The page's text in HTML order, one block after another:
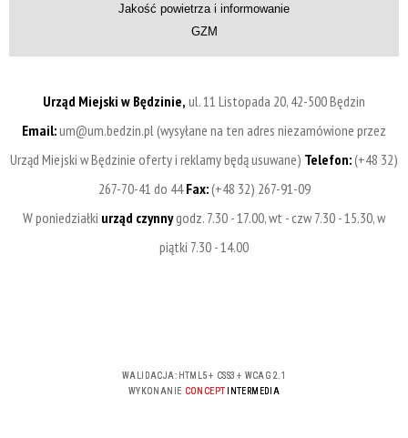
Jakość powietrza i informowanie
GZM
Urząd Miejski w Będzinie, ul. 11 Listopada 20, 42-500 Będzin
Email:um@um.bedzin.pl (wysyłane na ten adres niezamówione przez
Urząd Miejski w Będzinie oferty i reklamy będą usuwane) Telefon:(+48 32)
267-70-41 do 44Fax:(+48 32) 267-91-09
W poniedziałki urząd czynnygodz. 7.30 - 17.00, wt - czw 7.30 - 15.30, w
piątki 7.30 - 14.00
WALIDACJA: HTML5+ CSS3 + WCAG 2.1
WYKONANIE CONCEPT INTERMEDIA